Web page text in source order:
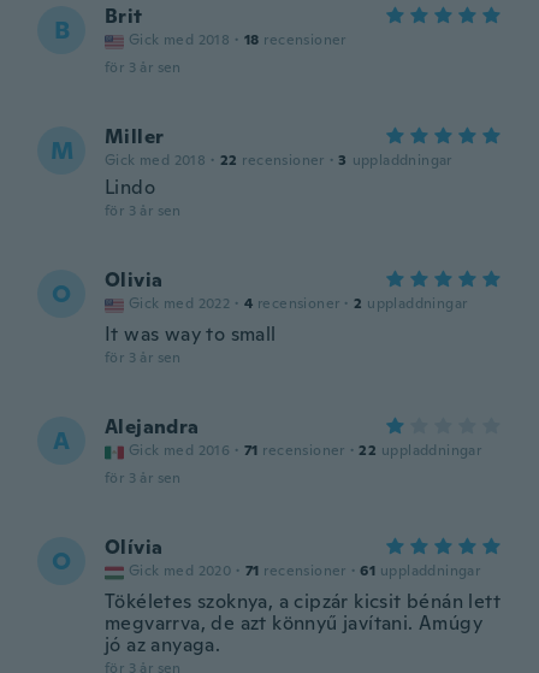
B Brit
Gick med 2018 · 18 recensioner
för 3 år sen
M Miller
Gick med 2018 · 22 recensioner · 3 uppladdningar
Lindo
för 3 år sen
O Olivia
Gick med 2022 · 4 recensioner · 2 uppladdningar
It was way to small
för 3 år sen
A Alejandra
Gick med 2016 · 71 recensioner · 22 uppladdningar
för 3 år sen
O Olívia
Gick med 2020 · 71 recensioner · 61 uppladdningar
Tökéletes szoknya, a cipzár kicsit bénán lett
megvarrva, de azt könnyű javítani. Amúgy
jó az anyaga.
för 3 år sen